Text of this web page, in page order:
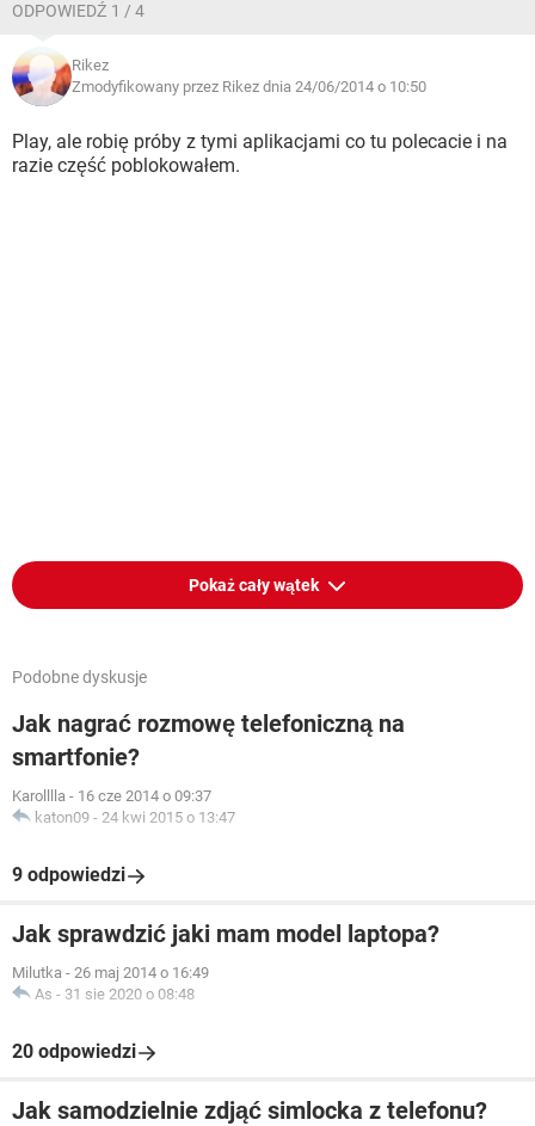
ODPOWIEDŹ 1 / 4
Rikez
Zmodyfikowany przez Rikez dnia 24/06/2014 o 10:50
Play, ale robię próby z tymi aplikacjami co tu polecacie i na
razie część poblokowałem.
Pokaż cały wątek
Podobne dyskusje
Jak nagrać rozmowę telefoniczną na
smartfonie?
Karolllla - 16 cze 2014 o 09:37
katon09 - 24 kwi 2015 o 13:47
9 odpowiedzi
Jak sprawdzić jaki mam model laptopa?
Milutka - 26 maj 2014 o 16:49
As - 31 sie 2020 o 08:48
20 odpowiedzi
Jak samodzielnie zdjąć simlocka z telefonu?